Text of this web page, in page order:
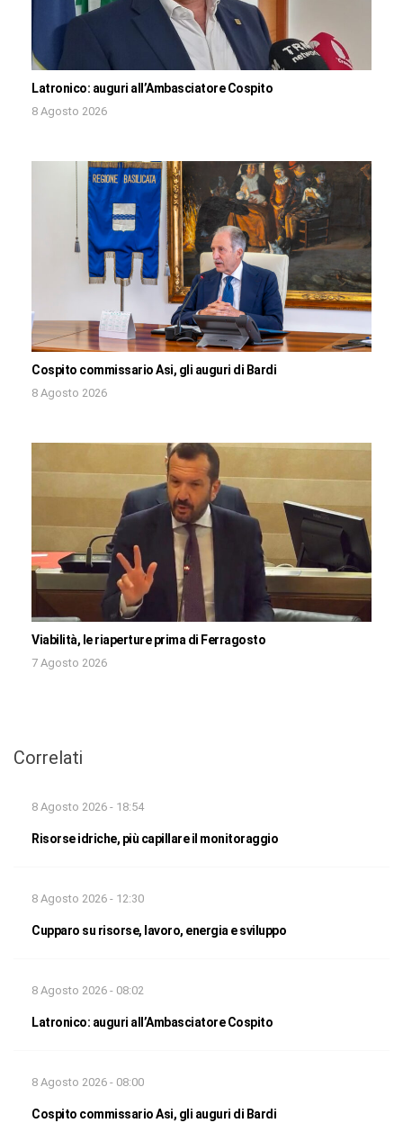
Latronico: auguri all’Ambasciatore Cospito
8 Agosto 2026
Cospito commissario Asi, gli auguri di Bardi
8 Agosto 2026
Viabilità, le riaperture prima di Ferragosto
7 Agosto 2026
Correlati
8 Agosto 2026 - 18:54
Risorse idriche, più capillare il monitoraggio
8 Agosto 2026 - 12:30
Cupparo su risorse, lavoro, energia e sviluppo
8 Agosto 2026 - 08:02
Latronico: auguri all’Ambasciatore Cospito
8 Agosto 2026 - 08:00
Cospito commissario Asi, gli auguri di Bardi